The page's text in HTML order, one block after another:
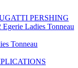
PERSHING
Tonneau